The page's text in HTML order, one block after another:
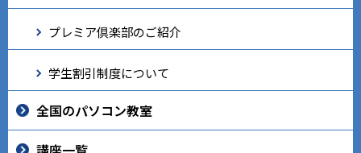
プレミア倶楽部のご紹介
学生割引制度について
全国のパソコン教室